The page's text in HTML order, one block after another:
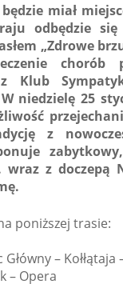
miał
odbędzie
„Zdrowe
chorób
Klub
niedzielę 25
z
z doczepą
poniższej trasie:
–
– Opera